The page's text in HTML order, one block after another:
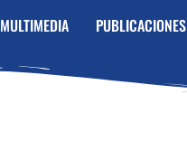
MULTIMEDIA PUBLICACIONES